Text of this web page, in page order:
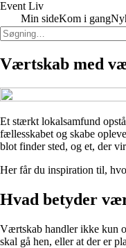
Event Liv
Min sideKom i gang
Værtskab med
Et stærkt lokalsamfund
fællesskabet og skabe
blot finder sted, og et, der
Her får du inspiration til,
Hvad betyder
Værtskab handler ikke kun
skal gå hen, eller at der er